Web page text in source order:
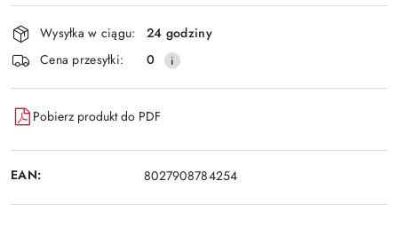
Wyślij
Dostępność
i
dostawa
Wysyłka w ciągu:
24 godziny
Cena przesyłki:
0
Pobierz produkt do PDF
EAN: 8027908784254